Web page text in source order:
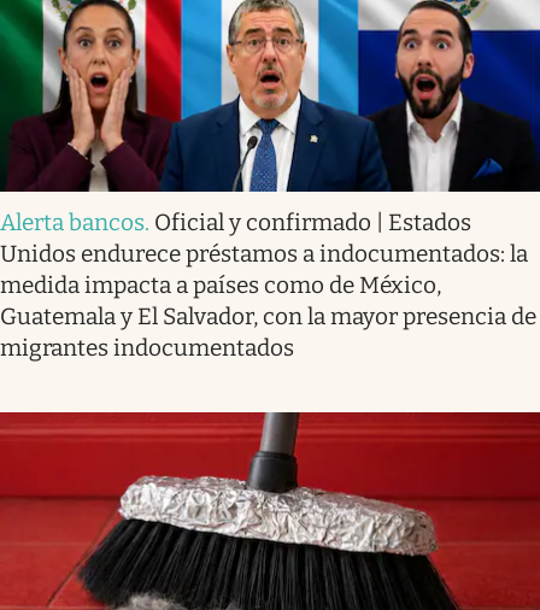
Alerta bancos. Oficial y confirmado | Estados
Unidos endurece préstamos a indocumentados: la
medida impacta a países como de México,
Guatemala y El Salvador, con la mayor presencia de
migrantes indocumentados